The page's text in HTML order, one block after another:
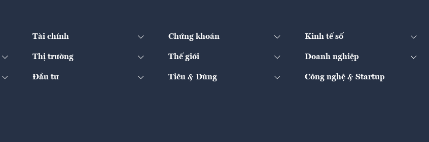
Tài chính Chứng khoán Kinh tế số
Thị trường Thế giới Doanh nghiệp
Đầu tư Tiêu & Dùng Công nghệ & Startup